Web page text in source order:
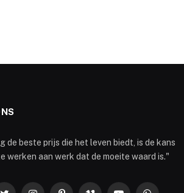
de beste prijs die het leven biedt, is de kans
werken aan werk dat de moeite waard is."